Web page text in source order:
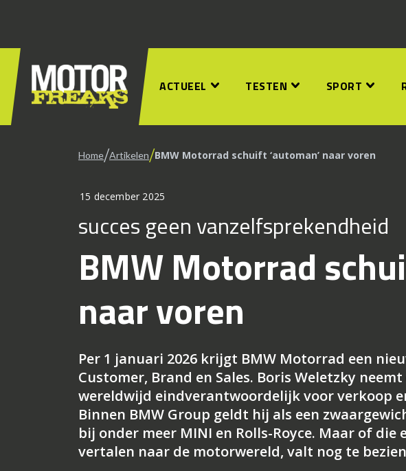
ACTUEEL TESTEN SPORT
Home/Artikelen/BMW Motorrad schuift ‘automan’ naar voren
15 december 2025
succes geen vanzelfsprekendheid
BMW Motorrad
naar voren
Per 1 januari 2026 krijgt BMW Motorrad een
Customer, Brand en Sales. Boris Weletzky
wereldwijd eindverantwoordelijk voor verkoop
Binnen BMW Group geldt hij als een
bij onder meer MINI en Rolls-Royce. Maar of
vertalen naar de motorwereld, valt nog te